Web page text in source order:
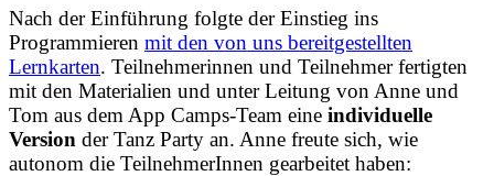
Nach der Einführung folgte der Einstieg ins
Programmieren mit den von uns bereitgestellten
Lernkarten. Teilnehmerinnen und Teilnehmer fertigten
mit den Materialien und unter Leitung von Anne und
Tom aus dem App Camps-Team eine individuelle
Version der Tanz Party an. Anne freute sich, wie
autonom die TeilnehmerInnen gearbeitet haben: